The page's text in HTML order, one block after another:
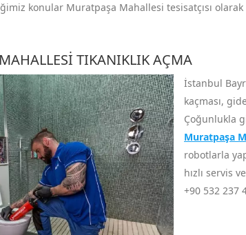
konular Muratpaşa Mahallesi tesisatçısı
TIKANIKLIK AÇMA
İstanbul
kaçması,
Çoğunlukla
Muratpaşa
robotlarla
hızlı servis
+90 532 237